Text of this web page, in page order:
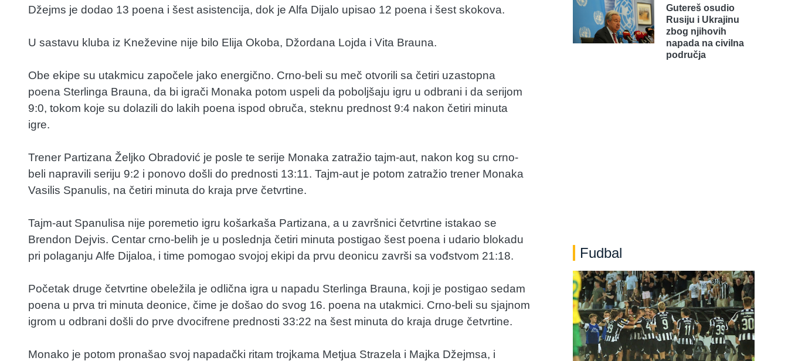
Džejms je dodao 13 poena i šest asistencija, dok je Alfa Dijalo upisao 12 poena i šest skokova.
U sastavu kluba iz Kneževine nije bilo Elija Okoba, Džordana Lojda i Vita Brauna.
Obe ekipe su utakmicu započele jako energično. Crno-beli su meč otvorili sa četiri uzastopna
poena Sterlinga Brauna, da bi igrači Monaka potom uspeli da poboljšaju igru u odbrani i da serijom
9:0, tokom koje su dolazili do lakih poena ispod obruča, steknu prednost 9:4 nakon četiri minuta
igre.
Trener Partizana Željko Obradović je posle te serije Monaka zatražio tajm-aut, nakon kog su crno-
beli napravili seriju 9:2 i ponovo došli do prednosti 13:11. Tajm-aut je potom zatražio trener Monaka
Vasilis Spanulis, na četiri minuta do kraja prve četvrtine.
Tajm-aut Spanulisa nije poremetio igru košarkaša Partizana, a u završnici četvrtine istakao se
Brendon Dejvis. Centar crno-belih je u poslednja četiri minuta postigao šest poena i udario blokadu
pri polaganju Alfe Dijaloa, i time pomogao svojoj ekipi da prvu deonicu završi sa vođstvom 21:18.
Početak druge četvrtine obeležila je odlična igra u napadu Sterlinga Brauna, koji je postigao sedam
poena u prva tri minuta deonice, čime je došao do svog 16. poena na utakmici. Crno-beli su sjajnom
igrom u odbrani došli do prve dvocifrene prednosti 33:22 na šest minuta do kraja druge četvrtine.
Monako je potom pronašao svoj napadački ritam trojkama Metjua Strazela i Majka Džejmsa, i
Gutereš osudio
Rusiju i Ukrajinu
zbog njihovih
napada na civilna
područja
Fudbal